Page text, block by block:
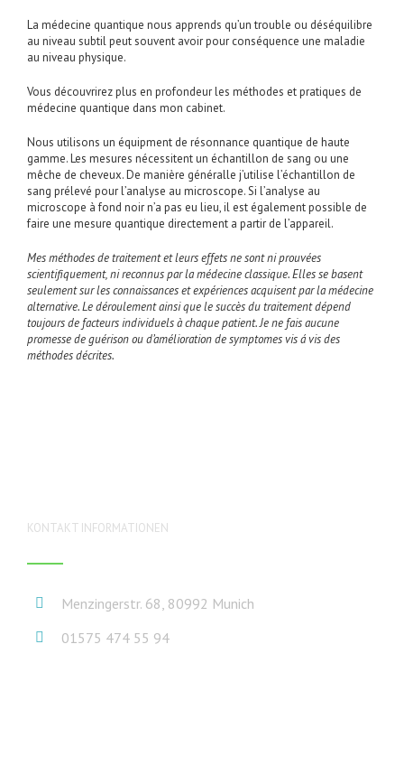
La médecine quantique nous apprends qu’un trouble ou déséquilibre
au niveau subtil peut souvent avoir pour conséquence une maladie
au niveau physique.
Vous découvrirez plus en profondeur les méthodes et pratiques de
médecine quantique dans mon cabinet.
Nous utilisons un équipment de résonnance quantique de haute
gamme. Les mesures nécessitent un échantillon de sang ou une
mêche de cheveux. De manière généralle j’utilise l’échantillon de
sang prélevé pour l’analyse au microscope. Si l’analyse au
microscope à fond noir n’a pas eu lieu, il est également possible de
faire une mesure quantique directement a partir de l’appareil.
Mes méthodes de traitement et leurs effets ne sont ni prouvées
scientifiquement, ni reconnus par la médecine classique. Elles se basent
seulement sur les connaissances et expériences acquisent par la médecine
alternative. Le déroulement ainsi que le succès du traitement dépend
toujours de facteurs individuels à chaque patient. Je ne fais aucune
promesse de guérison ou d’amélioration de symptomes vis á vis des
méthodes décrites.
KONTAKT INFORMATIONEN
Menzingerstr. 68, 80992 Munich
01575 474 55 94